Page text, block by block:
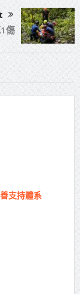
傷
支持體系